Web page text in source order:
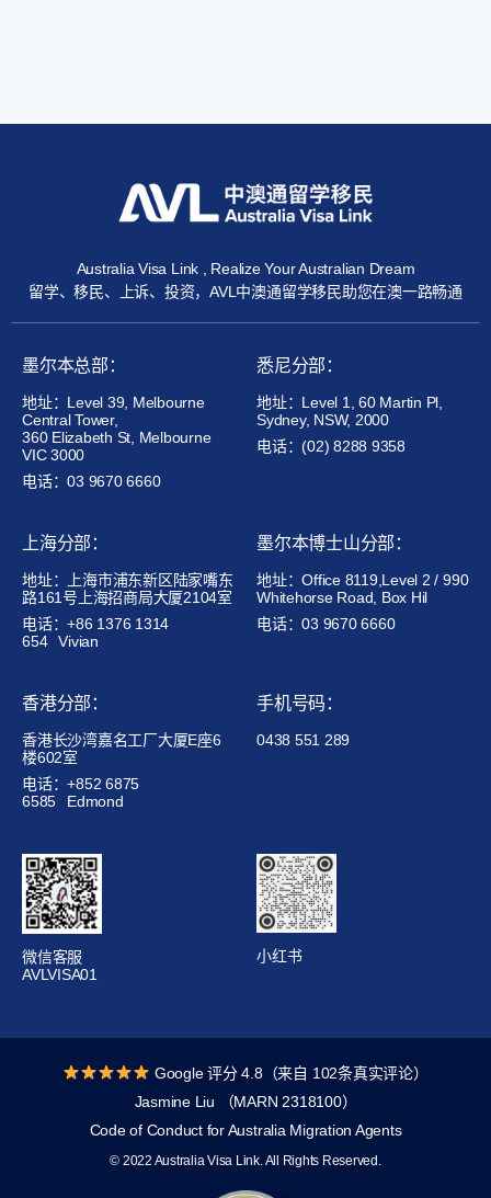
Australia Visa Link , Realize Your Australian Dream
留学、移民、上诉、投资，AVL中澳通留学移民助您在澳一路畅通
墨尔本总部：
地址：Level 39, Melbourne
Central Tower,
360 Elizabeth St, Melbourne
VIC 3000
电话：03 9670 6660
悉尼分部：
地址：Level 1, 60 Martin Pl,
Sydney, NSW, 2000
电话：(02) 8288 9358
上海分部：
地址：上海市浦东新区陆家嘴东
路161号上海招商局大厦2104室
电话：+86 1376 1314
654
Vivian
墨尔本博士山分部：
地址：Office 8119,Level 2 / 990
Whitehorse Road, Box Hil
电话：03 9670 6660
香港分部：
香港长沙湾嘉名工厂大厦E座6
楼602室
电话：+852 6875
6585
Edmond
手机号码：
0438 551 289
微信客服
AVLVISA01
小红书
Google 评分 4.8（来自 102条真实评论）
Jasmine Liu （MARN 2318100）
Code of Conduct for Australia Migration Agents
© 2022 Australia Visa Link. All Rights Reserved.